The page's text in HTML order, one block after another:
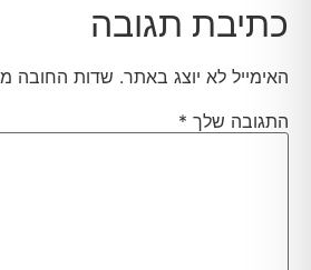
כתיבת תגובה
האימייל לא יוצג באתר. שדות החובה
התגובה שלך *